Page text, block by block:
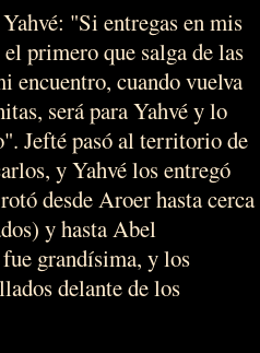
"Si entregas en mis
primero que salga de las
encuentro, cuando vuelva
será para Yahvé y lo
Jefté pasó al territorio de
y Yahvé los entregó
desde Aroer hasta cerca
y hasta Abel
grandísima, y los
delante de los